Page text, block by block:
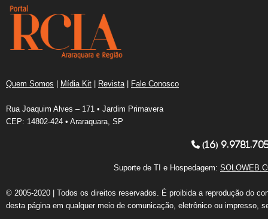
Quem Somos Mídia Kit Revista| Fale Conosco
Rua Joaquim Alves – 171 • Jardim Primavera
CEP: 14802-424 • Araraquara, SP
(16)
Suporte de TI e Hospedagem:
© 2005-2020 | Todos os direitos reservados. É proibida a reprodução do
desta página em qualquer meio de comunicação, eletrônico ou impresso,